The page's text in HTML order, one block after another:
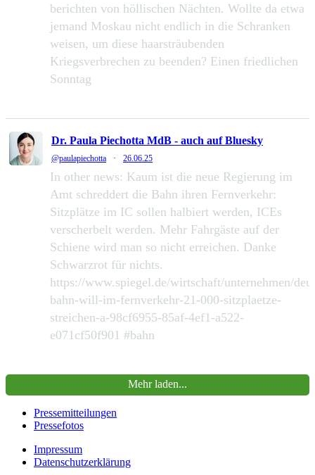
berichten von höllischen Nächten. Wollte da etwa
jemand Moskau nicht endlich in die Schranken
weisen, um diese haarsträubenden
Kriegsverbrechen zu beenden? Einen friedlichen
Sonntag
Dr. Paula Piechotta MdB - auch auf Bluesky
@paulapiechotta · 26.06.25
In other news: Kaum ist die neue Regierung im
Amt schreddert die Bahn ihren Fernverkehr:
Sitzplätze im IC sollen halbiert werden, ICEs
verscherbelt werden. Mehr Fahrgäste auf der
Schiene wird man so nicht erreichen. Danke
Schwarzrot für nichts.
https://www.spiegel.de/wirtschaft/unternehmen/
bahn-will-im-fernverkehr-21-000-sitzplaetze-
streichen-a-98cf6955-85af-4ef1-a522-
e071cf50f901 #bahn
Mehr laden...
Pressemitteilungen
Pressefotos
Impressum
Datenschutzerklärung